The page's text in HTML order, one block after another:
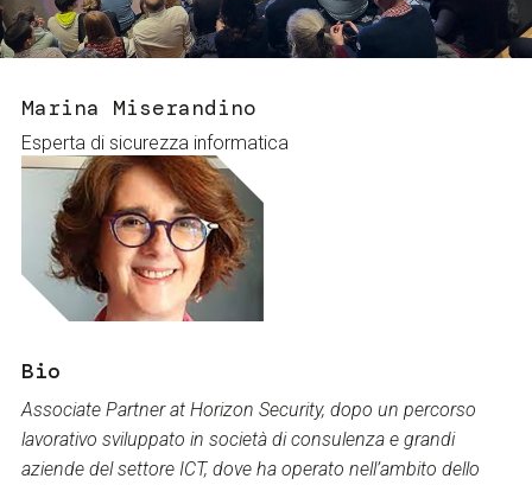
Servizi e accessibilità
Contatti
Biglietti
Marina Miserandino
Esperta di sicurezza informatica
Bio
Associate Partner at Horizon Security, dopo un percorso
lavorativo sviluppato in società di consulenza e grandi
aziende del settore ICT, dove ha operato nell’ambito dello